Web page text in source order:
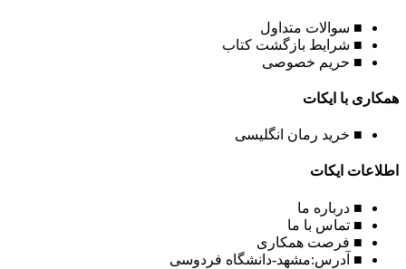
■ سوالات متداول
■ شرایط بازگشت کتاب
■ حریم خصوصی
همکاری با ایکات
■ خرید رمان انگلیسی
اطلاعات ایکات
■ درباره ما
■ تماس با ما
■ فرصت همکاری
■ آدرس:مشهد-دانشگاه فردوسی